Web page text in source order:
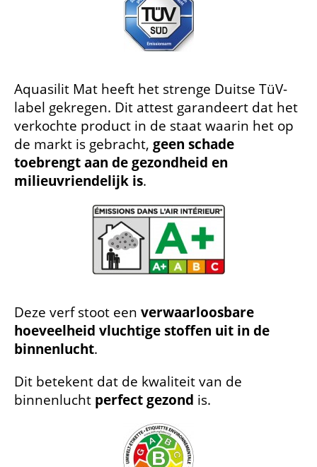
Aquasilit Mat heeft het strenge Duitse TüV-
label gekregen. Dit attest garandeert dat het
verkochte product in de staat waarin het op
de markt is gebracht, geen schade
toebrengt aan de gezondheid en
milieuvriendelijk is.
Deze verf stoot een verwaarloosbare
hoeveelheid vluchtige stoffen uit in de
binnenlucht.
Dit betekent dat de kwaliteit van de
binnenlucht perfect gezond is.